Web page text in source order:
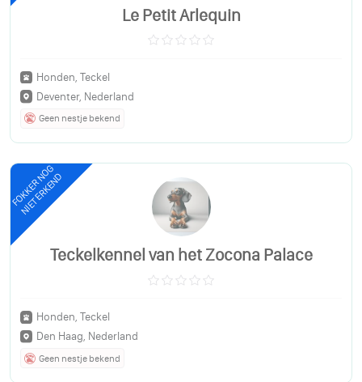
Le Petit Arlequin
Honden, Teckel
Deventer, Nederland
Geen nestje bekend
FOKKER NOG
NIET ERKEND
Teckelkennel van het Zocona Palace
Honden, Teckel
Den Haag, Nederland
Geen nestje bekend